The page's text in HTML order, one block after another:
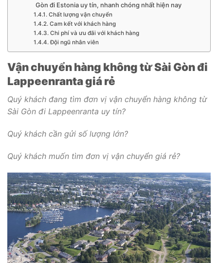
Gòn đi Estonia uy tín, nhanh chóng nhất hiện nay
Chất lượng vận chuyển
Cam kết với khách hàng
Chi phí và ưu đãi với khách hàng
Đội ngũ nhân viên
Vận chuyển hàng không từ Sài Gòn đi
Lappeenranta giá rẻ
Quý khách đang tìm đơn vị vận chuyển hàng không từ
Sài Gòn đi Lappeenranta uy tín?
Quý khách cần gửi số lượng lớn?
Quý khách muốn tìm đơn vị vận chuyển giá rẻ?